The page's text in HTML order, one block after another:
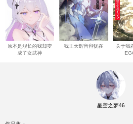
原本是舰长的我却变
成了女武神
我王天辉音容犹在
关于我
星空之梦46